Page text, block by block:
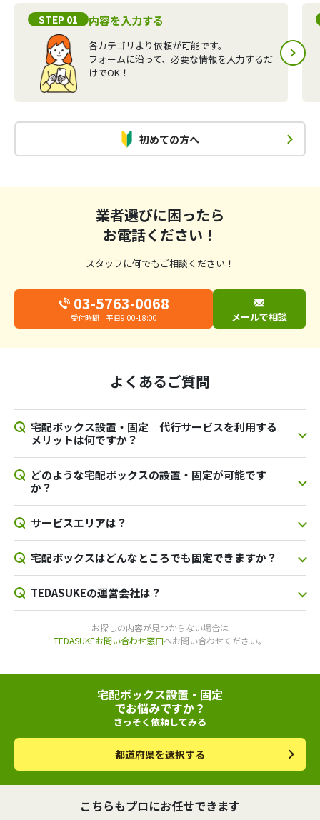
STEP 01 内容を入力する
各カテゴリより依頼が可能です。
フォームに沿って、必要な情報を入力するだ
けでOK！
初めての方へ
業者選びに困ったら
お電話ください！
スタッフに何でもご相談ください！
03-5763-0068
受付時間 平日9:00-18:00 メールで相談
よくあるご質問
宅配ボックス設置・固定 代行サービスを利用する
メリットは何ですか？
どのような宅配ボックスの設置・固定が可能です
か？
サービスエリアは？
宅配ボックスはどんなところでも固定できますか？
TEDASUKEの運営会社は？
お探しの内容が見つからない場合は
TEDASUKEお問い合わせ窓口へお問い合わせください。
宅配ボックス設置・固定
でお悩みですか？
さっそく依頼してみる
都道府県を選択する
こちらもプロにお任せできます